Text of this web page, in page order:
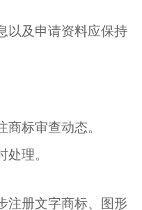
以及申请资料应保持
标审查动态。
理。
注册文字商标、图形